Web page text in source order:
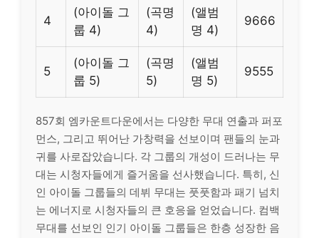
4
(아이돌 그
룹 4)
(곡명
4)
(앨범
명 4)
9666
5
(아이돌 그
룹 5)
(곡명
5)
(앨범
명 5)
9555
857회 엠카운트다운에서는 다양한 무대 연출과 퍼포
먼스, 그리고 뛰어난 가창력을 선보이며 팬들의 눈과
귀를 사로잡았습니다. 각 그룹의 개성이 드러나는 무
대는 시청자들에게 즐거움을 선사했습니다. 특히, 신
인 아이돌 그룹들의 데뷔 무대는 풋풋함과 패기 넘치
는 에너지로 시청자들의 큰 호응을 얻었습니다. 컴백
무대를 선보인 인기 아이돌 그룹들은 한층 성장한 음